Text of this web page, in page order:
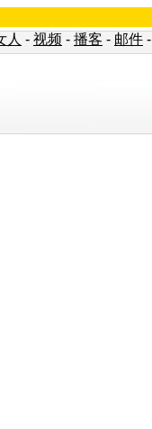
人 - 视频 - 播客 - 邮件 -